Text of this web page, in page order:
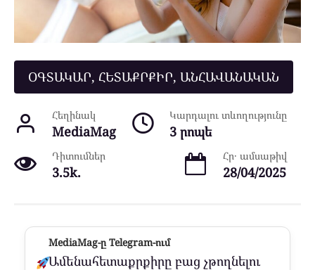
ՕԳՏԱԿԱՐ, ՀԵՏԱՔՐՔԻՐ, ԱՆՀԱՎԱՆԱԿԱՆ
Հեղինակ
MediaMag
Կարդալու տևողությունը
3 րոպե
Դիտումներ
3.5k.
Հր․ ամսաթիվ
28/04/2025
MediaMag-ը Telegram-ում
Ամենահետաքրքիրը բաց չթողնելու